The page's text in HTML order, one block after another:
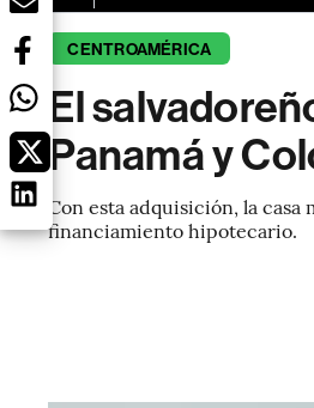
CENTROAMÉRICA
El
Panamá y
Con esta adquisición, la
financiamiento hipotecario.